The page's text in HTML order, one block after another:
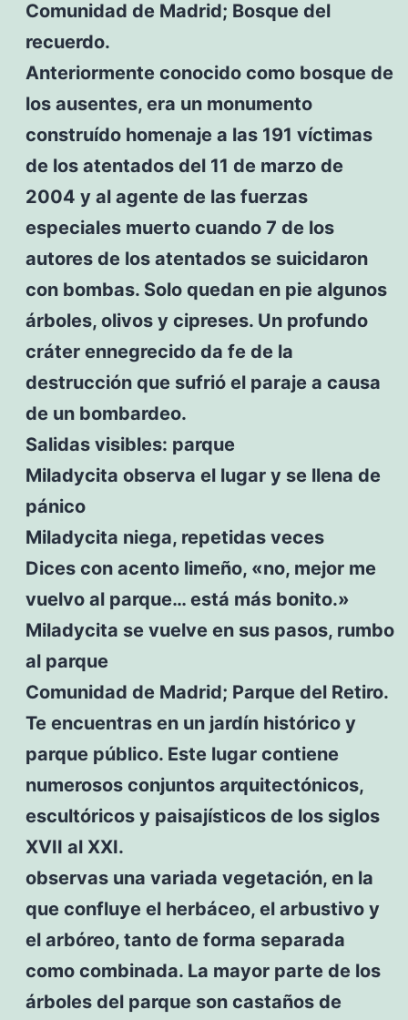
Comunidad de Madrid; Bosque del
recuerdo.
Anteriormente conocido como bosque de
los ausentes, era un monumento
construído homenaje a las 191 víctimas
de los atentados del 11 de marzo de
2004 y al agente de las fuerzas
especiales muerto cuando 7 de los
autores de los atentados se suicidaron
con bombas. Solo quedan en pie algunos
árboles, olivos y cipreses. Un profundo
cráter ennegrecido da fe de la
destrucción que sufrió el paraje a causa
de un bombardeo.
Salidas visibles: parque
Miladycita observa el lugar y se llena de
pánico
Miladycita niega, repetidas veces
Dices con acento limeño, «no, mejor me
vuelvo al parque… está más bonito.»
Miladycita se vuelve en sus pasos, rumbo
al parque
Comunidad de Madrid; Parque del Retiro.
Te encuentras en un jardín histórico y
parque público. Este lugar contiene
numerosos conjuntos arquitectónicos,
escultóricos y paisajísticos de los siglos
XVII al XXI.
observas una variada vegetación, en la
que confluye el herbáceo, el arbustivo y
el arbóreo, tanto de forma separada
como combinada. La mayor parte de los
árboles del parque son castaños de